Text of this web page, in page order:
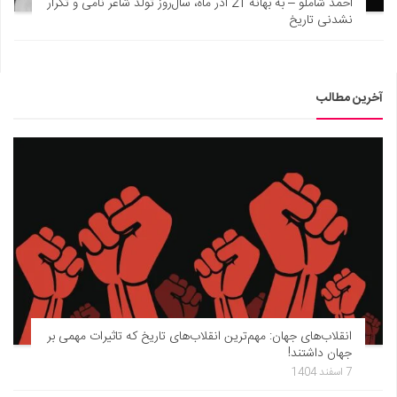
نشدنی تاریخ
آخرین مطالب
انقلاب‌های جهان: مهم‌ترین انقلاب‌های تاریخ که تاثیرات مهمی بر
جهان داشتند!
7 اسفند 1404